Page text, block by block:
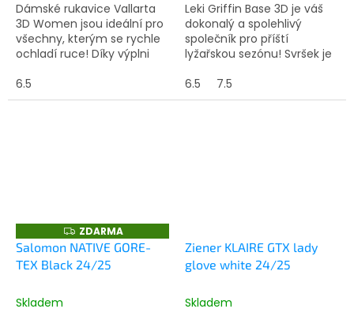
Dámské rukavice Vallarta
3D Women jsou ideální pro
všechny, kterým se rychle
ochladí ruce! Díky výplni
rukavice mimořádně teplé.
6.5
Leki Griffin Base 3D je váš
dokonalý a spolehlivý
společník pro příští
lyžařskou sezónu! Svršek je
kůže a neoprenu, dlaň je
rovněž vyrobena ze...
6.5 7.5
Z
D
A
R
ZDARMA
Salomon NATIVE GORE-
TEX Black 24/25
Skladem
Ziener KLAIRE GTX lady
glove white 24/25
Skladem